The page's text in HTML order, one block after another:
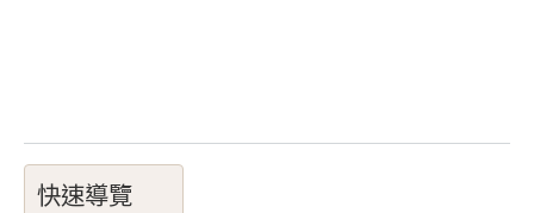
快速導覽